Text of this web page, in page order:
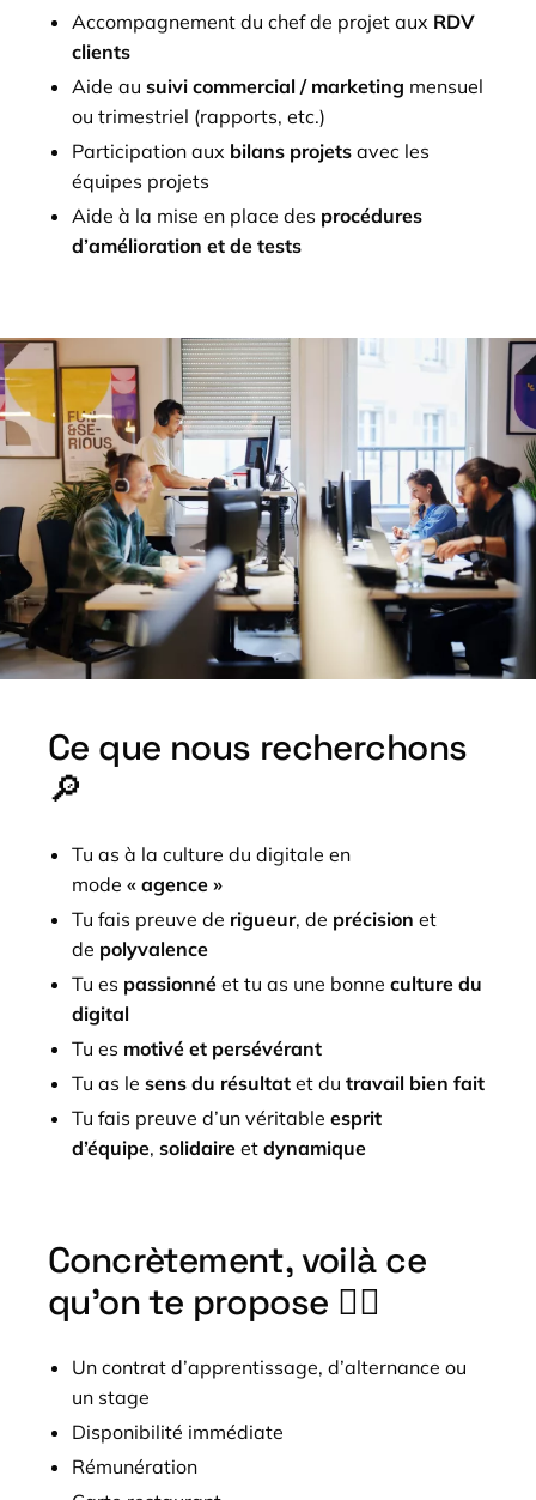
Accompagnement du chef de projet aux RDV
clients
Aide au suivi commercial / marketing mensuel
ou trimestriel (rapports, etc.)
Participation aux bilans projets avec les
équipes projets
Aide à la mise en place des procédures
d’amélioration et de tests
Ce que nous recherchons
🔎
Tu as à la culture du digitale en
mode « agence »
Tu fais preuve de rigueur, de précision et
de polyvalence
Tu es passionné et tu as une bonne culture du
digital
Tu es motivé et persévérant
Tu as le sens du résultat et du travail bien fait
Tu fais preuve d’un véritable esprit
d’équipe, solidaire et dynamique
Concrètement, voilà ce
qu’on te propose 💁‍♀️
Un contrat d’apprentissage, d’alternance ou
un stage
Disponibilité immédiate
Rémunération